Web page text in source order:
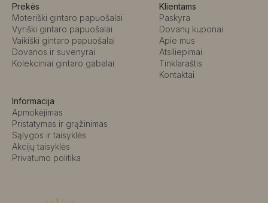
Prekės
Moteriški gintaro papuošalai
Vyriški gintaro papuošalai
Vaikiški gintaro papuošalai
Dovanos ir suvenyrai
Kolekciniai gintaro gabalai
Klientams
Paskyra
Dovanų kuponai
Apie mus
Atsiliepimai
Tinklaraštis
Kontaktai
Informacija
Apmokėjimas
Pristatymas ir grąžinimas
Sąlygos ir taisyklės
Akcijų taisyklės
Privatumo politika